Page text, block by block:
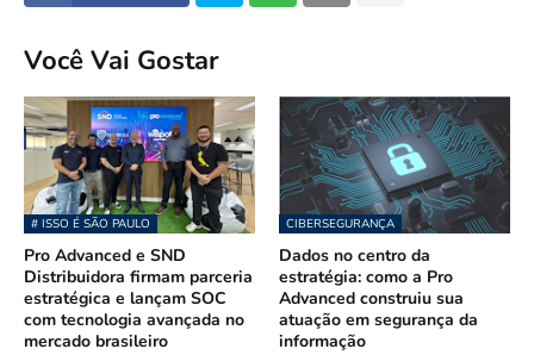
Você Vai Gostar
# ISSO É SÃO PAULO
Pro Advanced e SND
Distribuidora firmam parceria
estratégica e lançam SOC
com tecnologia avançada no
mercado brasileiro
CIBERSEGURANÇA
Dados no centro da
estratégia: como a Pro
Advanced construiu sua
atuação em segurança da
informação